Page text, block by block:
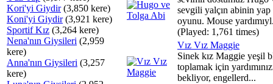
Kori'yi Giydir(3,850 kere)
Koni'yi Giydir(3,921 kere)
Sportif Kız (3,264 kere)
Nena'nın Giysileri (2,959
kere)
Anna'nın Giysileri (3,257
kere)
sevgili yalçın abinin yap
oyunu. Mouse
(Played: 1,761 times)
Vız Vız Maggie
Sinek kız Maggie yeşil
toplamak için
bekliyor, engellerd...